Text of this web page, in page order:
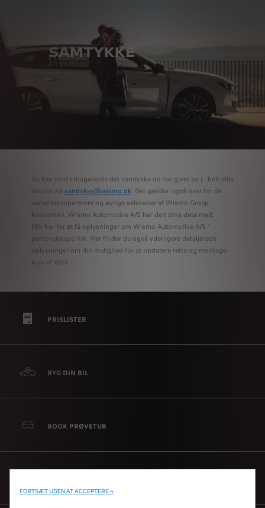
SAMTYKKE
Du kan altid tilbagekalde det samtykke du har givet os i, helt eller
delvist via samtykke@wismo.dk. Det gælder også over for de
samarbejdspartnere og øvrige selskaber af Wismo Group
koncernen, Wismo Automotive A/S har delt dine data med.
Klik her for at få oplysninger om Wismo Automotive A/S '
persondatapolitik. Her finder du også yderligere detaljerede
oplysninger om din mulighed for at opdatere rette og modtage
kopi af data.
PRISLISTER
BYG DIN BIL
BOOK PRØVETUR
FORTSÆT UDEN AT ACCEPTERE →